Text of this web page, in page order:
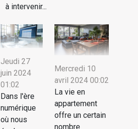
à intervenir...
Jeudi 27
juin 2024
01:02
Dans l'ère
numérique
où nous
Mercredi 10
avril 2024 00:02
La vie en
appartement
offre un certain
nombre